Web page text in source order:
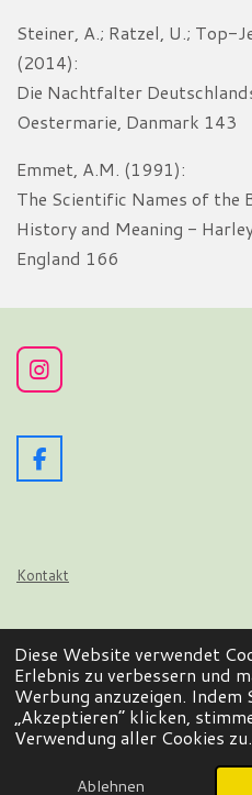
Diese Website verwendet
Erlebnis zu verbessern und
Werbung anzuzeigen. Indem
„Akzeptieren“ klicken,
Verwendung aller Cookies zu.
Ablehnen
Steiner, A.; Ratzel, U.; Top-
(2014):
Die Nachtfalter
Oestermarie, Danmark 143
Emmet, A.M. (1991):
The Scientific Names of
History and Meaning -
England 166
I
n
t
a
g
F
a
o
Kontakt
© 2024 - 2026 Wir flattern auf
Mit Unterstützung vonWebador